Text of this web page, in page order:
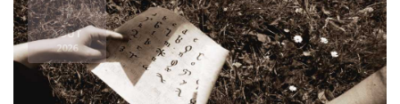
7
AOÛT
2026